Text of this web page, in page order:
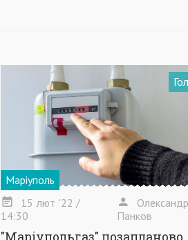
Маріуполь
15 лют '22 /
14:30
Олександр
Панков